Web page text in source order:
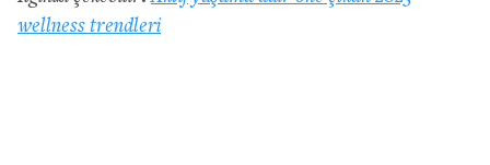
wellness trendleri